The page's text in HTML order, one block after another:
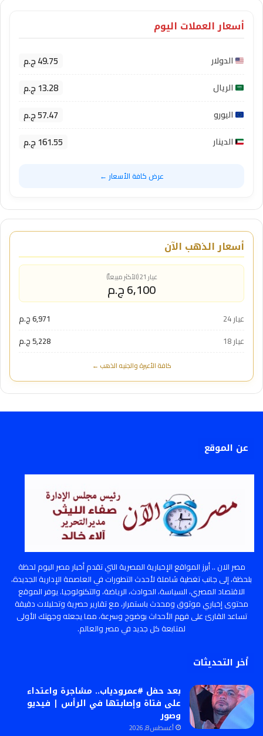
أسعار العملات اليوم
الدولار 49.75 ج.م
الريال 13.28 ج.م
اليورو 57.47 ج.م
الدينار 161.55 ج.م
عرض كافة الأسعار ←
أسعار الذهب الآن
عيار 21 (الأكثر مبيعاً)
6,100 ج.م
عيار 24
6,971 ج.م
عيار 18
5,228 ج.م
كافة الأعيرة والجنيه الذهب ←
عن الموقع
مصر الان .. أبرز المواقع الإخبارية المصرية التي تقدم أخبار مصر اليوم لحظة
بلحظة، إلى جانب تغطية شاملة لأحدث التطورات في العاصمة الإدارية الجديدة،
الاقتصاد المصري، السياسة، الحوادث، الرياضة، والتكنولوجيا. يوفر الموقع
محتوى إخباري موثوق ومحدث باستمرار، مع تقارير حصرية وتحليلات دقيقة
تساعد القارئ على فهم الأحداث بوضوح وسرعة، مما يجعله وجهتك الأولى
لمتابعة كل جديد في مصر والعالم.
أخر التحديثات
بعد حفل #عمرودياب.. مشاجرة واعتداء
على فتاة وإصابتها في الرأس | فيديو
وصور
أغسطس 8, 2026